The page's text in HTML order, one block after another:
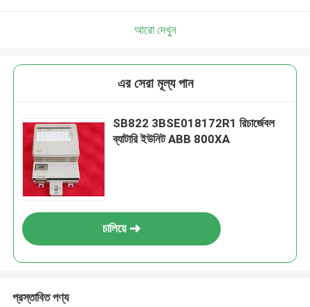
আরো দেখুন
এর সেরা মূল্য পান
SB822 3BSE018172R1 রিচার্জেবল
ব্যাটারি ইউনিট ABB 800XA
চালিয়ে
প্রস্তাবিত পণ্য